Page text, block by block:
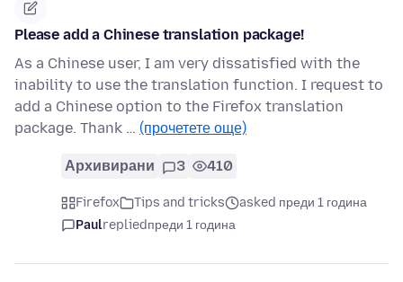
Please add a Chinese translation package!
As a Chinese user, I am very dissatisfied with the
inability to use the translation function. I request to
add a Chinese option to the Firefox translation
package. Thank … (прочетете още)
Архивирани 3 410
Firefox Tips and tricks
asked преди 1 година
Paulrepliedпреди 1 година